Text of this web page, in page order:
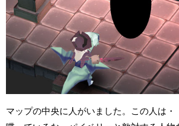
マップの中央に人がいました。この人は・